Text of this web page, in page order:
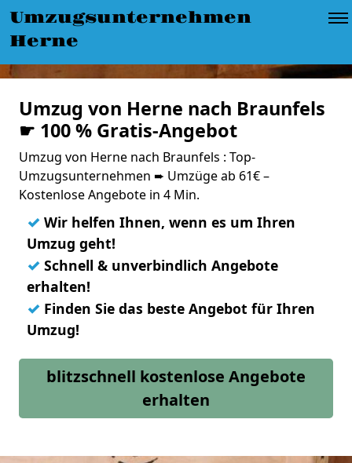
Umzugsunternehmen
Herne
Umzug von Herne nach Braunfels
☛ 100 % Gratis-Angebot
Umzug von Herne nach Braunfels : Top-
Umzugsunternehmen ➨ Umzüge ab 61€ –
Kostenlose Angebote in 4 Min.
✓ Wir helfen Ihnen, wenn es um Ihren
Umzug geht!
✓ Schnell & unverbindlich Angebote
erhalten!
✓ Finden Sie das beste Angebot für Ihren
Umzug!
blitzschnell kostenlose Angebote
erhalten